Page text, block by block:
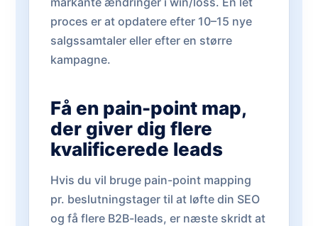
proces er at opdatere efter 10–15 nye
salgssamtaler eller efter en større
kampagne.
Få en pain-point map,
der giver dig flere
kvalificerede leads
Hvis du vil bruge pain-point mapping
pr. beslutningstager til at løfte din SEO
og få flere B2B-leads, er næste skridt at